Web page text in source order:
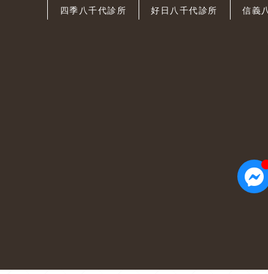
四季八千代診所 好日八千代診所 信義